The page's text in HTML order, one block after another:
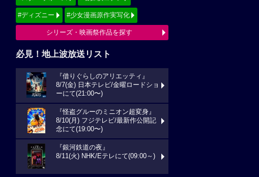
#ディズニー #少女漫画原作実写化
シリーズ・映画祭作品を探す
必見！地上波放送リスト
『借りぐらしのアリエッティ』
8/7(金) 日本テレビ/金曜ロードショ
ーにて(21:00〜)
『怪盗グルーのミニオン超変身』
8/10(月) フジテレビ/最新作公開記
念にて(19:00〜)
『銀河鉄道の夜』
8/11(火) NHK/Eテレにて(09:00～)